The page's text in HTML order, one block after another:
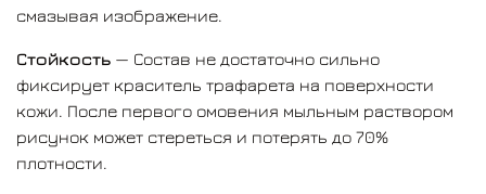
Используя STENCIL татуировщик получает продукт,
Позволяет переводить крупные трафареты
сложной формы одним листом;
Сохраняет самые мелкие точки, которые
способен выдать термотрансфер;
смазывая изображение.
Стойкость — Состав не достаточно сильно
фиксирует краситель трафарета на поверхности
кожи. После первого омовения мыльным раствором
рисунок может стереться и потерять до 70%
плотности.